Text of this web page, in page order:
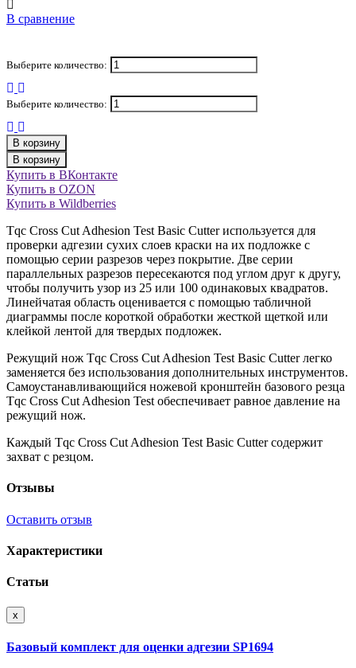
В сравнение
Выберите количество:
Выберите количество:
В корзину
В корзину
Купить в ВКонтакте
Купить в OZON
Купить в Wildberries
Tqc Cross Cut Adhesion Test Basic Cutter используется для
проверки адгезии сухих слоев краски на их подложке с
помощью серии разрезов через покрытие. Две серии
параллельных разрезов пересекаются под углом друг к другу,
чтобы получить узор из 25 или 100 одинаковых квадратов.
Линейчатая область оценивается с помощью табличной
диаграммы после короткой обработки жесткой щеткой или
клейкой лентой для твердых подложек.
Режущий нож Tqc Cross Cut Adhesion Test Basic Cutter легко
заменяется без использования дополнительных инструментов.
Самоустанавливающийся ножевой кронштейн базового резца
Tqc Cross Cut Adhesion Test обеспечивает равное давление на
режущий нож.
Каждый Tqc Cross Cut Adhesion Test Basic Cutter содержит
захват с резцом.
Отзывы
Оставить отзыв
Характеристики
Статьи
x
Базовый комплект для оценки адгезии SP1694